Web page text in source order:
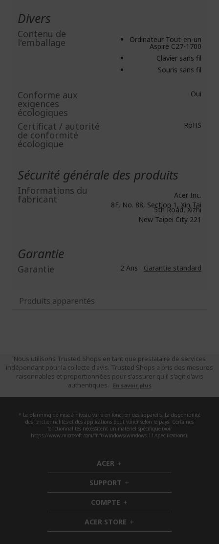
Divers
Contenu de
l'emballage Ordinateur Tout-en-un
Aspire C27-1700
Clavier sans fil
Souris sans fil
Conforme aux
exigences
écologiques
Oui
Certificat / autorité
de conformité
écologique
RoHS
Sécurité générale des produits
Informations du
fabricant
Acer Inc.
8F, No. 88, Section 1, Xin Tai
5th Road, Xizhi
New Taipei City 221
Garantie
Garantie 2 Ans Garantie standard
Produits apparentés
Nous utilisons Trusted Shops en tant que prestataire de services
indépendant pour la collecte d'avis. Trusted Shops a pris des mesures
raisonnables et proportionnées pour s'assurer qu'il s'agit d'avis
authentiques.
En savoir plus
* Le planning de mise à niveau varie en fonction des appareils. La disponibilité
des fonctionnalités et des applications peut varier selon le pays. Certaines
fonctionnalités nécessitent un matériel spécifique (voir
https://www.microsoft.com/fr-fr/windows/windows-11-specifications).
ACER h
i
d
d
e
n
SUPPORT h
i
d
d
e
n
COMPTE h
i
d
d
ACER STORE h
i